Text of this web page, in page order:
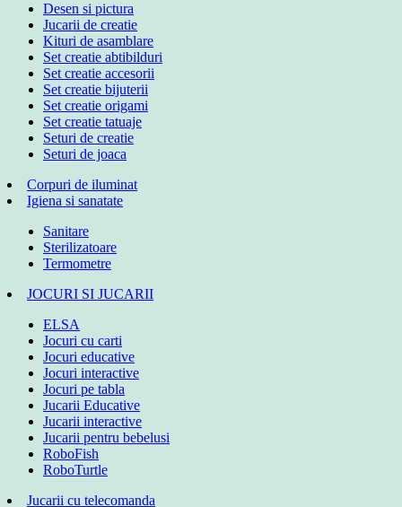
Desen si pictura
Jucarii de creatie
Kituri de asamblare
Set creatie abtibilduri
Set creatie accesorii
Set creatie bijuterii
Set creatie origami
Set creatie tatuaje
Seturi de creatie
Seturi de joaca
Corpuri de iluminat
Igiena si sanatate
Sanitare
Sterilizatoare
Termometre
JOCURI SI JUCARII
ELSA
Jocuri cu carti
Jocuri educative
Jocuri interactive
Jocuri pe tabla
Jucarii Educative
Jucarii interactive
Jucarii pentru bebelusi
RoboFish
RoboTurtle
Jucarii cu telecomanda